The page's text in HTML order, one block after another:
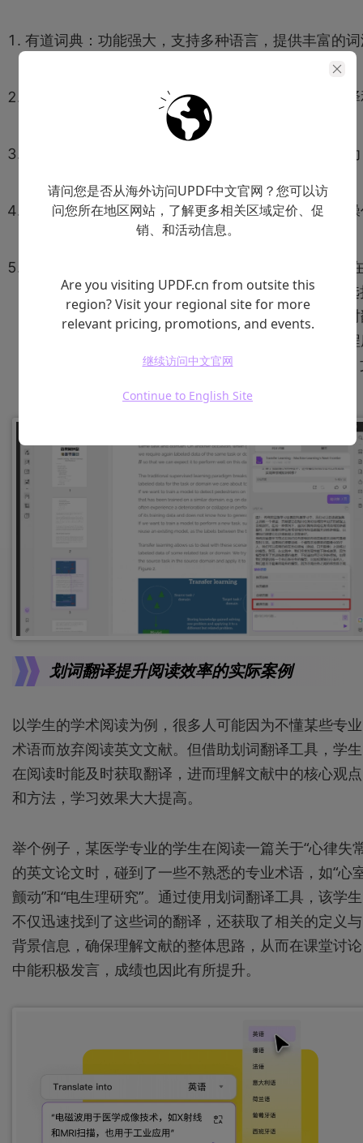
请问您是否从海外访问UPDF中文官网？您可以访
问您所在地区网站，了解更多相关区域定价、促
销、和活动信息。
Are you visiting UPDF.cn from outsite this
region? Visit your regional site for more
relevant pricing, promotions, and events.
继续访问中文官网
Continue to English Site
有道词典：功能强大，支持多种语言，提供丰富的
谷歌翻译：不仅可以在线翻译文本，更支持文档翻
实时翻译，是一款功能多样的工具。
火山翻译：专注于学术翻译，提供专业的术语翻译功
百度翻译：支持多种文件格式的翻译，界面友好，
简单，适合各类用户。
，支持直接
文档中进行翻译。用户可以通过内置的AI翻译工具
需要翻译的文本，并直接翻译成目标语言。这种实
译的方式可以大大提高阅读效率，减少了切换应用
的强大的算法和语料库的帮助下，
档翻译的准确度可媲美人工翻译。
划词翻译提升阅读效率的实际案例
以学生的学术阅读为例，很多人可能因为不懂某些专业
术语而放弃阅读英文文献。但借助划词翻译工具，学生
在阅读时能及时获取翻译，进而理解文献中的核心观点
和方法，学习效果大大提高。
举个例子，某医学专业的学生在阅读一篇关于“心律失
的英文论文时，碰到了一些不熟悉的专业术语，如“心
颤动”和“电生理研究”。通过使用划词翻译工具，该学生
不仅迅速找到了这些词的翻译，还获取了相关的定义与
背景信息，确保理解文献的整体思路，从而在课堂讨论
中能积极发言，成绩也因此有所提升。